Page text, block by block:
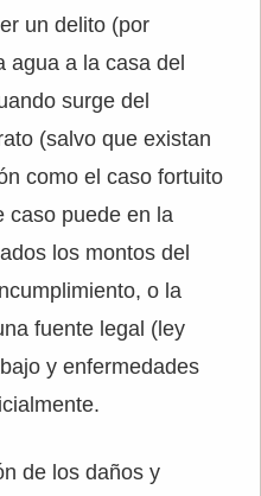
un delito (por
agua a la casa del
surge del
(salvo que existan
como el caso fortuito
caso puede en la
los montos del
o la
fuente legal (ley
y enfermedades
de los daños y